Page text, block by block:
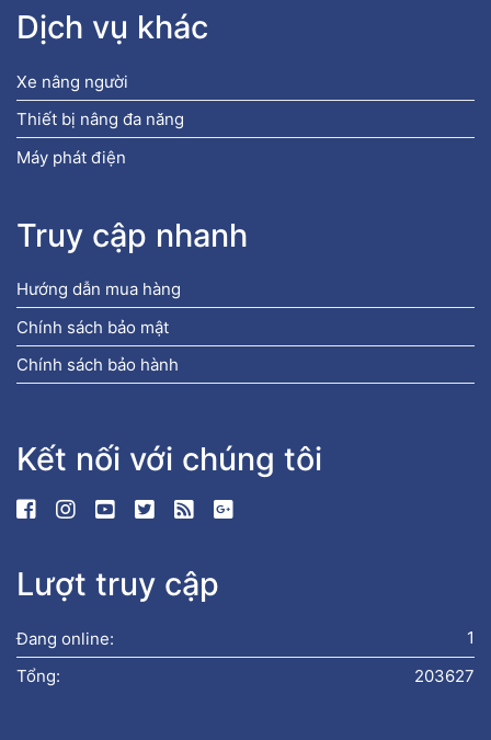
Dịch vụ khác
Xe nâng người
Thiết bị nâng đa năng
Máy phát điện
Truy cập nhanh
Hướng dẫn mua hàng
Chính sách bảo mật
Chính sách bảo hành
Kết nối với chúng tôi
Lượt truy cập
1
Đang online:
203627
Tổng: